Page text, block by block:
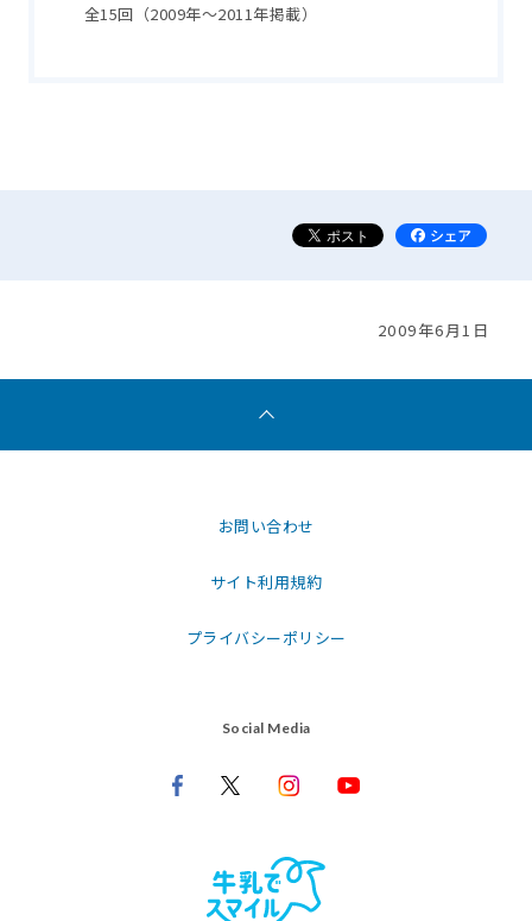
全15回（2009年～2011年掲載）
2009年6月1日
お問い合わせ
サイト利用規約
プライバシーポリシー
Social Media